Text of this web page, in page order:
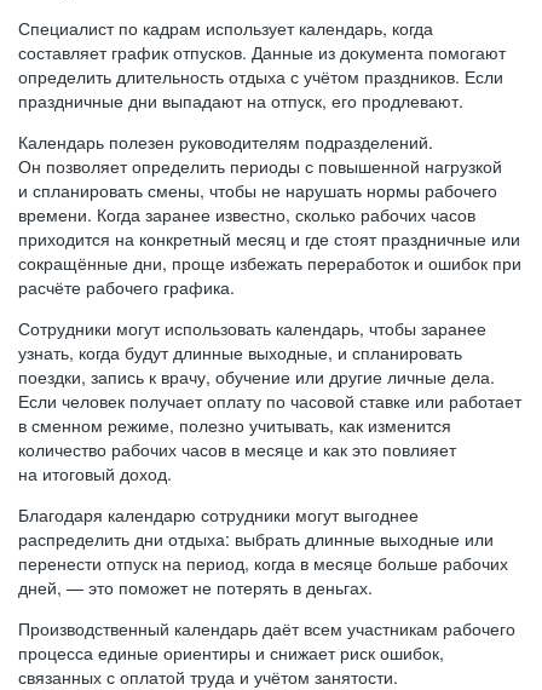
Специалист по кадрам использует календарь, когда
составляет график отпусков. Данные из документа помогают
определить длительность отдыха с учётом праздников. Если
праздничные дни выпадают на отпуск, его продлевают.
Календарь полезен руководителям подразделений.
Он позволяет определить периоды с повышенной нагрузкой
и спланировать смены, чтобы не нарушать нормы рабочего
времени. Когда заранее известно, сколько рабочих часов
приходится на конкретный месяц и где стоят праздничные или
сокращённые дни, проще избежать переработок и ошибок при
расчёте рабочего графика.
Сотрудники могут использовать календарь, чтобы заранее
узнать, когда будут длинные выходные, и спланировать
поездки, запись к врачу, обучение или другие личные дела.
Если человек получает оплату по часовой ставке или работает
в сменном режиме, полезно учитывать, как изменится
количество рабочих часов в месяце и как это повлияет
на итоговый доход.
Благодаря календарю сотрудники могут выгоднее
распределить дни отдыха: выбрать длинные выходные или
перенести отпуск на период, когда в месяце больше рабочих
дней, — это поможет не потерять в деньгах.
Производственный календарь даёт всем участникам рабочего
процесса единые ориентиры и снижает риск ошибок,
связанных с оплатой труда и учётом занятости.